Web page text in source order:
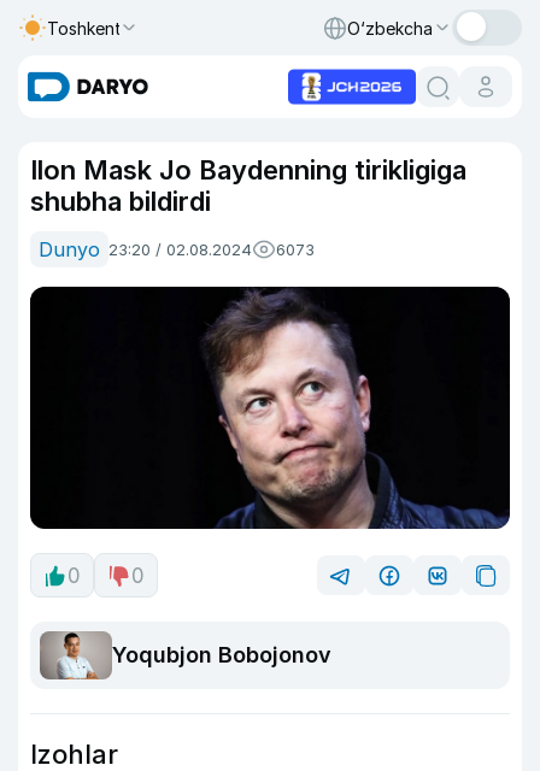
Toshkent O‘zbekcha
Ilon Mask Jo Baydenning tirikligiga
shubha bildirdi
Dunyo 23:20 / 02.08.2024 6073
0 0
Yoqubjon Bobojonov
Izohlar